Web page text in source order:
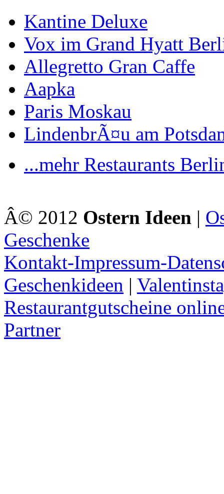
Kantine Deluxe
Vox im Grand Hyatt
Allegretto Gran Caffe
Aapka
Paris Moskau
LindenbrÃ¤u am
...mehr Restaurants
Â© 2012 Ostern Ideen |
Geschenke
Kontakt-Impressum-
Geschenkideen |
Restaurantgutscheine
Partner